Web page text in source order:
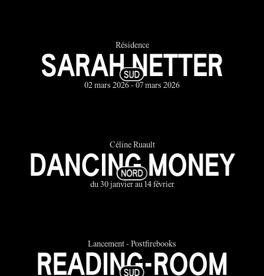
Résidence
SARAH NETTER
02 mars 2026 - 07 mars 2026
Céline Ruault
DANCING MONEY
du 30 janvier au 14 février
Lancement - Postfirebooks
READING-ROOM